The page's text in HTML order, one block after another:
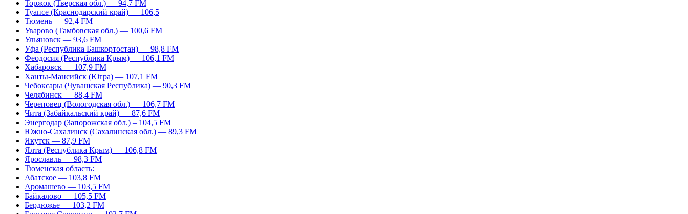
Торжок (Тверская обл.) — 94,7 FM
Туапсе (Краснодарский край) — 106,5
Тюмень — 92,4 FM
Уварово (Тамбовская обл.) — 100,6 FM
Ульяновск — 93,6 FM
Уфа (Республика Башкортостан) — 98,8 FM
Феодосия (Республика Крым) — 106,1 FM
Хабаровск — 107,9 FM
Ханты-Мансийск (Югра) — 107,1 FM
Чебоксары (Чувашская Республика) — 90,3 FM
Челябинск — 88,4 FM
Череповец (Вологодская обл.) — 106,7 FM
Чита (Забайкальский край) — 87,6 FM
Энергодар (Запорожская обл.) – 104,5 FM
Южно-Сахалинск (Сахалинская обл.) — 89,3 FM
Якутск — 87,9 FM
Ялта (Республика Крым) — 106,8 FM
Ярославль — 98,3 FM
Тюменская область:
Абатское — 103,8 FM
Аромашево — 103,5 FM
Байкалово — 105,5 FM
Бердюжье — 103,2 FM